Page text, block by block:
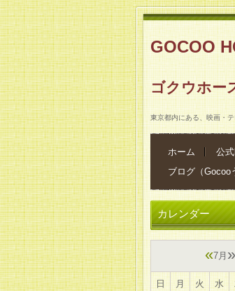
GOCOO
ゴクウホー
東京都内にある、映画・
ホーム 公
ブログ（Gocoo
カレンダー
«7月 »
日 月 火 水